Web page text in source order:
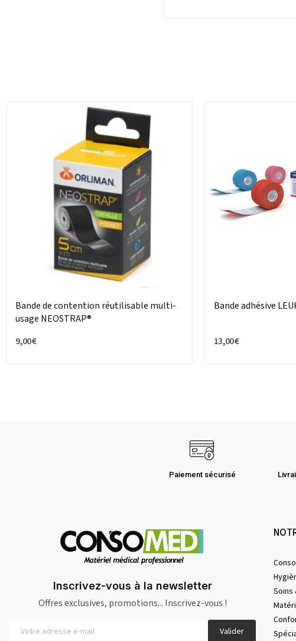
Bande de contention réutilisable multi-
usage NEOSTRAP®
9,00 €
Bande adhésive
13,00 €
Paiement sécurisé
Inscrivez-vous à la newsletter
Offres exclusives, promotions... Inscrivez-vous !
Valider
Soins